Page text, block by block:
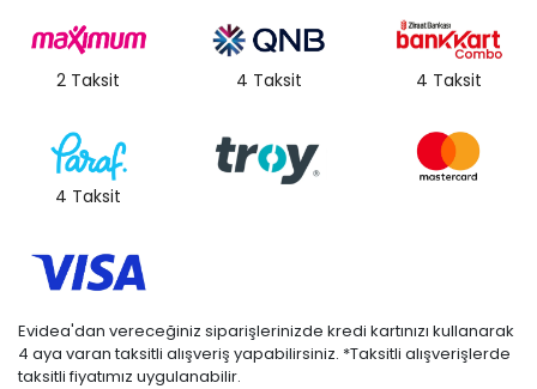
2 Taksit 4 Taksit 4 Taksit
4 Taksit
Evidea'dan vereceğiniz siparişlerinizde kredi kartınızı kullanarak
4 aya varan taksitli alışveriş yapabilirsiniz. *Taksitli alışverişlerde
taksitli fiyatımız uygulanabilir.